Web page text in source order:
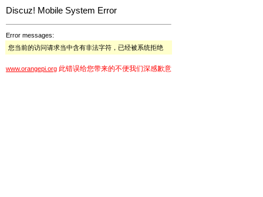
Discuz! Mobile System Error
Error messages:
您当前的访问请求当中含有非法字符，已经被系统拒绝
www.orangepi.org 此错误给您带来的不便我们深感歉意